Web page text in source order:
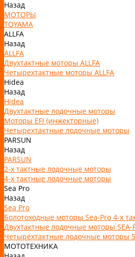
Назад
МОТОРЫ
TOYAMA
ALLFA
Назад
ALLFA
Двухтактные моторы ALLFA
Четырехтактные моторы ALLFA
Hidea
Назад
Hidea
Двухтактные лодочные моторы
Моторы EFI (инжекторные)
Четырехтактные лодочные моторы
PARSUN
Назад
PARSUN
2-х тактные лодочные моторы
4-х тактные лодочные моторы
Sea Pro
Назад
Sea Pro
Болотоходные моторы Sea-Pro 4-х
Двухтактные лодочные моторы SEA-
Четырёхтактные лодочные моторы
МОТОТЕХНИКА